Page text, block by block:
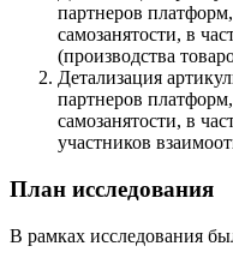
партнеров
самозанятости, в
(производства
Детализация
партнеров
самозанятости, в
участников
План исследования
В рамках исследования